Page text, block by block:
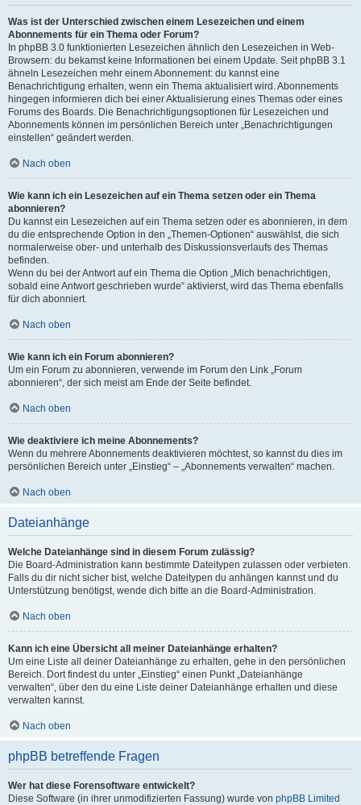
Was ist der Unterschied zwischen einem Lesezeichen und einem
Abonnements für ein Thema oder Forum?
In phpBB 3.0 funktionierten Lesezeichen ähnlich den Lesezeichen in Web-
Browsern: du bekamst keine Informationen bei einem Update. Seit phpBB 3.1
ähneln Lesezeichen mehr einem Abonnement: du kannst eine
Benachrichtigung erhalten, wenn ein Thema aktualisiert wird. Abonnements
hingegen informieren dich bei einer Aktualisierung eines Themas oder eines
Forums des Boards. Die Benachrichtigungsoptionen für Lesezeichen und
Abonnements können im persönlichen Bereich unter „Benachrichtigungen
einstellen“ geändert werden.
Nach oben
Wie kann ich ein Lesezeichen auf ein Thema setzen oder ein Thema
abonnieren?
Du kannst ein Lesezeichen auf ein Thema setzen oder es abonnieren, in dem
du die entsprechende Option in den „Themen-Optionen“ auswählst, die sich
normalerweise ober- und unterhalb des Diskussionsverlaufs des Themas
befinden.
Wenn du bei der Antwort auf ein Thema die Option „Mich benachrichtigen,
sobald eine Antwort geschrieben wurde“ aktivierst, wird das Thema ebenfalls
für dich abonniert.
Nach oben
Wie kann ich ein Forum abonnieren?
Um ein Forum zu abonnieren, verwende im Forum den Link „Forum
abonnieren“, der sich meist am Ende der Seite befindet.
Nach oben
Wie deaktiviere ich meine Abonnements?
Wenn du mehrere Abonnements deaktivieren möchtest, so kannst du dies im
persönlichen Bereich unter „Einstieg“ – „Abonnements verwalten“ machen.
Nach oben
Dateianhänge
Welche Dateianhänge sind in diesem Forum zulässig?
Die Board-Administration kann bestimmte Dateitypen zulassen oder verbieten.
Falls du dir nicht sicher bist, welche Dateitypen du anhängen kannst und du
Unterstützung benötigst, wende dich bitte an die Board-Administration.
Nach oben
Kann ich eine Übersicht all meiner Dateianhänge erhalten?
Um eine Liste all deiner Dateianhänge zu erhalten, gehe in den persönlichen
Bereich. Dort findest du unter „Einstieg“ einen Punkt „Dateianhänge
verwalten“, über den du eine Liste deiner Dateianhänge erhalten und diese
verwalten kannst.
Nach oben
phpBB betreffende Fragen
Wer hat diese Forensoftware entwickelt?
Diese Software (in ihrer unmodifizierten Fassung) wurde von phpBB Limited